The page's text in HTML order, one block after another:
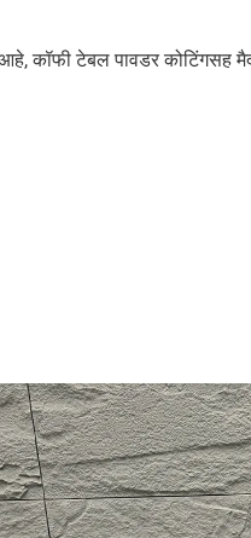
टेबल पावडर कोटिंगसह